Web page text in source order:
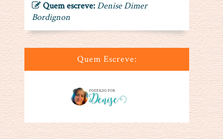
Quem escreve:Denise Dimer
Bordignon
Quem Escreve: